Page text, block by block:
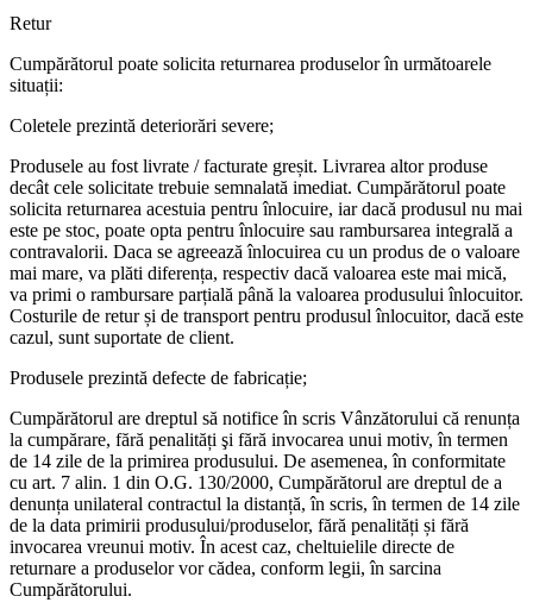
Retur
Cumpărătorul poate solicita returnarea produselor în următoarele
situații:
Coletele prezintă deteriorări severe;
Produsele au fost livrate / facturate greșit. Livrarea altor produse
decât cele solicitate trebuie semnalată imediat. Cumpărătorul poate
solicita returnarea acestuia pentru înlocuire, iar dacă produsul nu mai
este pe stoc, poate opta pentru înlocuire sau rambursarea integrală a
contravalorii. Daca se agreează înlocuirea cu un produs de o valoare
mai mare, va plăti diferența, respectiv dacă valoarea este mai mică,
va primi o rambursare parțială până la valoarea produsului înlocuitor.
Costurile de retur și de transport pentru produsul înlocuitor, dacă este
cazul, sunt suportate de client.
Produsele prezintă defecte de fabricație;
Cumpărătorul are dreptul să notifice în scris Vânzătorului că renunța
la cumpărare, fără penalități şi fără invocarea unui motiv, în termen
de 14 zile de la primirea produsului. De asemenea, în conformitate
cu art. 7 alin. 1 din O.G. 130/2000, Cumpărătorul are dreptul de a
denunța unilateral contractul la distanță, în scris, în termen de 14 zile
de la data primirii produsului/produselor, fără penalități și fără
invocarea vreunui motiv. În acest caz, cheltuielile directe de
returnare a produselor vor cădea, conform legii, în sarcina
Cumpărătorului.